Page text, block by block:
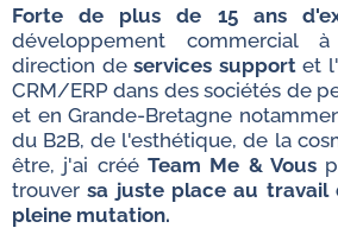
Forte de plus de 15 ans
développement commercial
direction de services supportet
CRM/ERP dans des sociétés de
et en Grande-Bretagne
du B2B, de l'esthétique, de la
être, j'ai créé Team Me & Vous
trouversa juste place au travail
pleine mutation.